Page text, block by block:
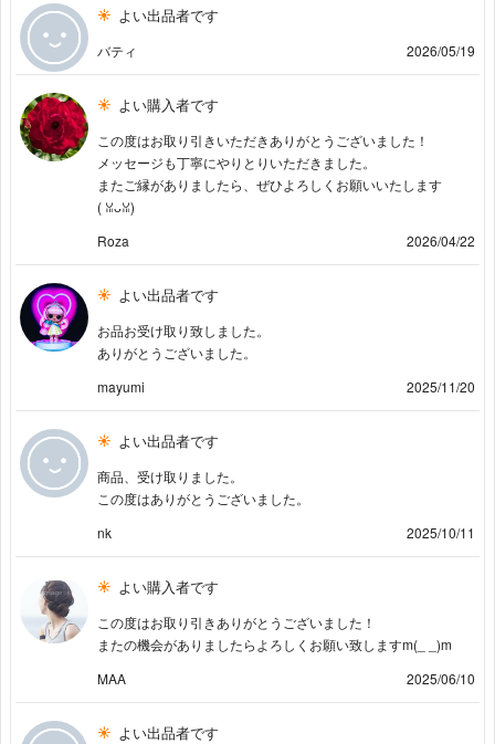
よい出品者です
バティ 2026/05/19
よい購入者です
この度はお取り引きいただきありがとうございました！
メッセージも丁寧にやりとりいただきました。
またご縁がありましたら、ぜひよろしくお願いいたします
(⁠ ⁠ꈍ⁠ᴗ⁠ꈍ⁠)
Roza
2026/04/22
よい出品者です
お品お受け取り致しました。
ありがとうございました。
mayumi
2025/11/20
よい出品者です
商品、受け取りました。
この度はありがとうございました。
nk
2025/10/11
よい購入者です
この度はお取り引きありがとうございました！
またの機会がありましたらよろしくお願い致しますm(_ _)m
MAA
2025/06/10
よい出品者です